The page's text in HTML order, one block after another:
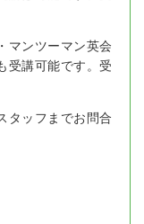
マンツーマン英会
受講可能です。受
タッフまでお問合